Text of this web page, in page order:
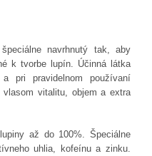
navrhnutý tak, aby
k tvorbe lupín. Účinná látka
pri pravidelnom používaní
vlasom vitalitu, objem a extra
až do 100%. Špeciálne
uhlia, kofeínu a zinku.